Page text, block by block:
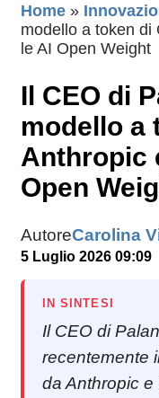
Home »
modello a token di
le AI Open Weight
Il CEO di
modello a
Anthropic
Open
AutoreCarolina
5 Luglio 2026 09:09
IN SINTESI
Il CEO di
recentemente
da Anthropic